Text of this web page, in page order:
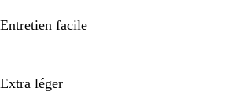
Entretien facile
Extra léger